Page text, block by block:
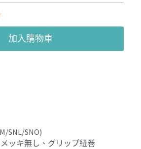
加入購物車
SNL/SNO)
ッキ無し、グリップ紐巻